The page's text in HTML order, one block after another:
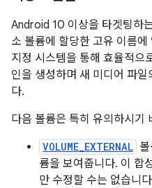
Android 10 이상을 타겟팅하
소 볼륨에 할당한 고유 이름
지정 시스템을 통해 효율적으
인을 생성하며 새 미디어 파
다.
다음 볼륨은 특히 유의하시기
VOLUME_EXTERNAL
륨을 보여줍니다. 이 합
만 수정할 수는 없습니